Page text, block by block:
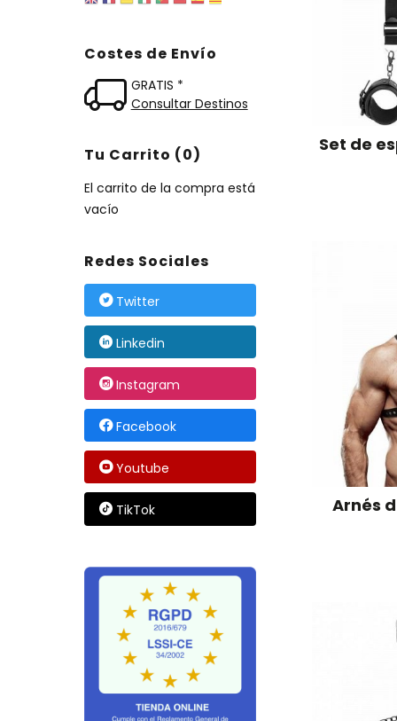
Costes de Envío
GRATIS *
Consultar Destinos
Tu Carrito (0)
El carrito de la compra está
vacío
Redes Sociales
Twitter
Linkedin
Instagram
Facebook
Youtube
TikTok
Set de
Arnés